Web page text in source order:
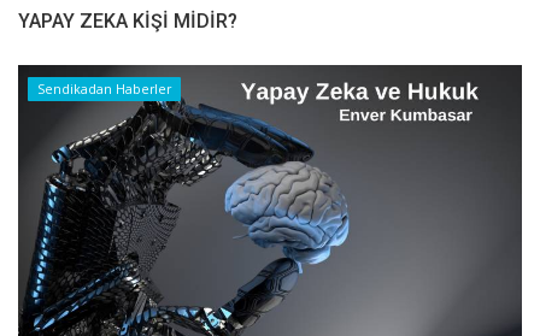
YAPAY ZEKA KİŞİ MİDİR?
Sendikadan Haberler